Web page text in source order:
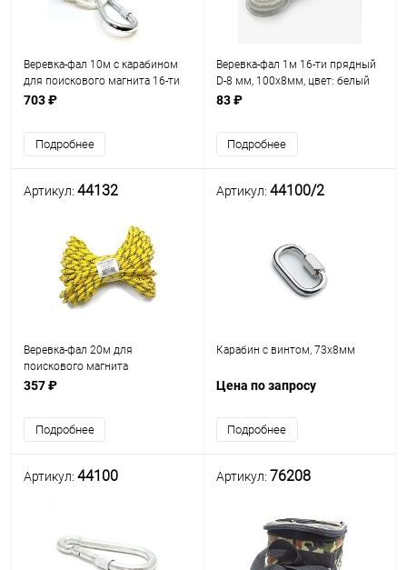
Веревка-фал 10м с карабином
для поискового магнита 16-ти
прядный D-8 мм
703 ₽
Подробнее
Веревка-фал 1м 16-ти прядный
D-8 мм, 100х8мм, цвет: белый
83 ₽
Подробнее
Артикул: 44132
Веревка-фал 20м для
поискового магнита
полипропилен D-8 мм
357 ₽
Подробнее
Артикул: 44100/2
Карабин с винтом, 73х8мм
Цена по запросу
Подробнее
Артикул: 44100 Артикул: 76208